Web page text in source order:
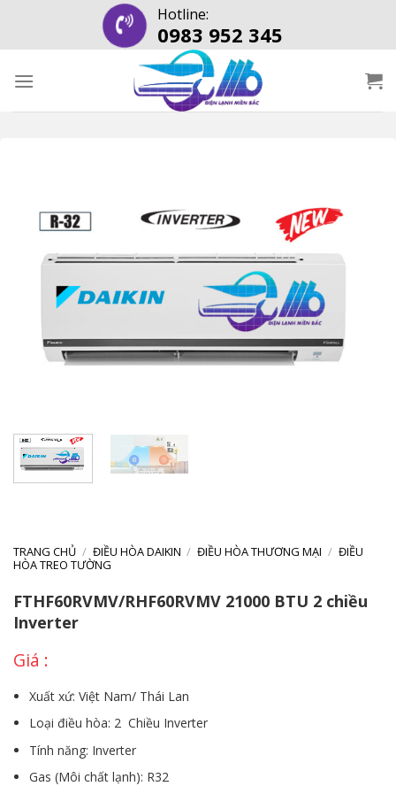
content
Hotline:
0983 952 345
TRANG CHỦ / ĐIỀU HÒA DAIKIN / ĐIỀU HÒA THƯƠNG MẠI / ĐIỀU
HÒA TREO TƯỜNG
FTHF60RVMV/RHF60RVMV 21000 BTU 2 chiều
Inverter
Xuất xứ: Việt Nam/ Thái Lan
Loại điều hòa: 2 Chiều Inverter
Tính năng: Inverter
Gas (Môi chất lạnh): R32